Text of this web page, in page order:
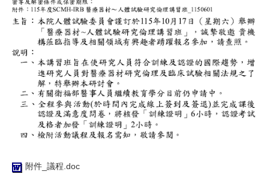
附件_議程.doc